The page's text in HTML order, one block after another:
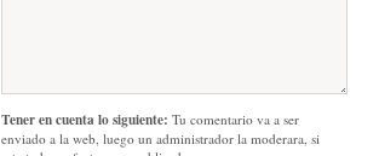
Tener en cuenta lo siguiente: Tu comentario va a ser
enviado a la web, luego un administrador la moderara, si